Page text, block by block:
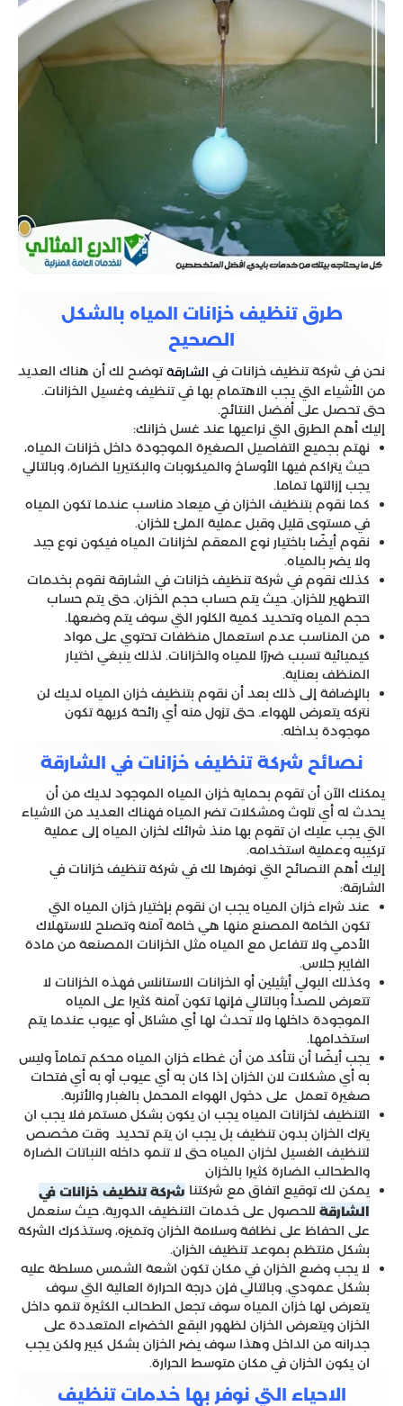
طرق تنظيف خزانات المياه بالشكل
الصحيح
نحن في شركة تنظيف خزانات في الشارقةتوضح لك أن هناك العديد
من الأشياء التي يجب الاهتمام بها في تنظيف وغسيل الخزانات.
حتى تحصل على أفضل النتائج.
إليك أهم الطرق التي نراعيها عند غسل خزانك:
نهتم بجميع التفاصيل الصغيرة الموجودة داخل خزانات المياه،
حيث يتراكم فيها الأوساخ والميكروبات والبكتيريا الضارة، وبالتالي
يجب إزالتها تماما.
كما نقوم بتنظيف الخزان في ميعاد مناسب عندما تكون المياه
في مستوى قليل وقبل عملية الملئ للخزان.
نقوم أيضًا باختيار نوع المعقم لخزانات المياه فيكون نوع جيد
ولا يضر بالمياه.
كذلك نقوم في شركة تنظيف خزانات في الشارقة نقوم بخدمات
التطهير للخزان. حيث يتم حساب حجم الخزان. حتى يتم حساب
حجم المياه وتحديد كمية الكلور التي سوف يتم وضعها.
من المناسب عدم استعمال منظفات تحتوي على مواد
كيميائية تسبب ضررًا للمياه والخزانات. لذلك ينبغي اختيار
المنظف بعناية.
بالإضافة إلى ذلك بعد أن نقوم بتنظيف خزان المياه لديك لن
نتركه يتعرض للهواء. حتى تزول منه أي رائحة كريهة تكون
موجودة بداخله.
نصائح شركة تنظيف خزانات في الشارقة
يمكنك الآن أن تقوم بحماية خزان المياه الموجود لديك من أن
يحدث له أي تلوث ومشكلات تضر المياه فهناك العديد من الاشياء
التي يجب عليك ان تقوم بها منذ شرائك لخزان المياه إلى عملية
تركيبه وعملية استخدامه.
إليك أهم النصائح التي نوفرها لك في شركة تنظيف خزانات في
الشارقة:
عند شراء خزان المياه يجب ان نقوم بإختيار خزان المياه التي
تكون الخامة المصنع منها هي خامة آمنة وتصلح للاستهلاك
الأدمي ولا تتفاعل مع المياه مثل الخزانات المصنعة من مادة
الفايبر جلاس.
وكذلك البولي أيثيلين أو الخزانات الاستانلس فهذه الخزانات لا
تتعرض للصدأ وبالتالي فإنها تكون آمنة كثيرا على المياه
الموجودة داخلها ولا تحدث لها أي مشاكل أو عيوب عندما يتم
استخدامها.
يجب أيضًا أن نتأكد من أن غطاء خزان المياه محكم تماماً وليس
به أي مشكلات لان الخزان إذا كان به أي عيوب أو به أي فتحات
صغيرة تعمل على دخول الهواء المحمل بالغبار والأتربة.
التنظيف لخزانات المياه يجب ان يكون بشكل مستمر فلا يجب ان
يترك الخزان بدون تنظيف بل يجب ان يتم تحديد وقت مخصص
لتنظيف الغسيل لخزان المياه حتى لا تنمو داخله النباتات الضارة
والطحالب الضارة كثيرا بالخزان
يمكن لك توقيع اتفاق مع شركتنا شركة تنظيف خزانات في
الشارقة للحصول على خدمات التنظيف الدورية، حيث سنعمل
على الحفاظ على نظافة وسلامة الخزان وتميزه، وستذكرك الشركة
بشكل منتظم بموعد تنظيف الخزان.
لا يجب وضع الخزان في مكان تكون اشعة الشمس مسلطة عليه
بشكل عمودي. وبالتالي فإن درجة الحرارة العالية التي سوف
يتعرض لها خزان المياه سوف تجعل الطحالب الكثيرة تنمو داخل
الخزان ويتعرض الخزان لظهور البقع الخضراء المتعددة على
جدرانه من الداخل وهذا سوف يضر الخزان بشكل كبير ولكن يجب
ان يكون الخزان في مكان متوسط الحرارة.
الاحياء التي نوفر بها خدمات تنظيف